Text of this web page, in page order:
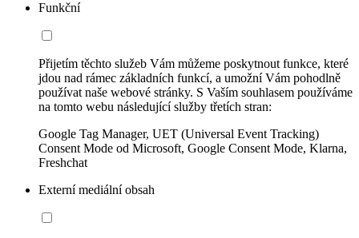
Funkční
Přijetím těchto služeb Vám můžeme poskytnout funkce, které
jdou nad rámec základních funkcí, a umožní Vám pohodlně
používat naše webové stránky. S Vaším souhlasem používáme
na tomto webu následující služby třetích stran:
Google Tag Manager, UET (Universal Event Tracking)
Consent Mode od Microsoft, Google Consent Mode, Klarna,
Freshchat
Externí mediální obsah